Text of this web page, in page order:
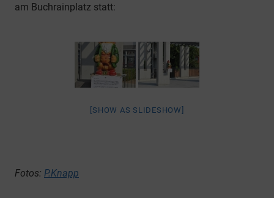
am Buchrainplatz statt:
[SHOW AS SLIDESHOW]
Fotos: P.Knapp